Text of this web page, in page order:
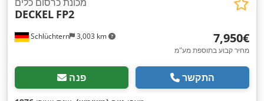
Schlüchtern 3,003 km
DECKEL FP2
‏7,950 ‏€
מחיר קבוע בתוספת מע"מ
פנה התקשר